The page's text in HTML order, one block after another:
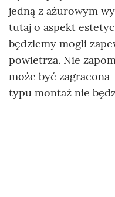
jedną z ażurowym
tutaj o aspekt
będziemy mogli
powietrza. Nie
może być
typu montaż nie